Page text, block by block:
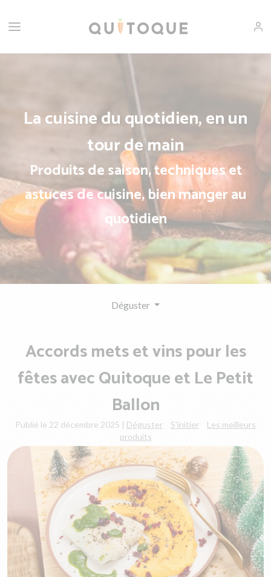
La cuisine du quotidien, en un
tour de main
Produits de saison, techniques et
astuces de cuisine, bien manger au
quotidien
Déguster
Accords mets et vins pour les
fêtes avec Quitoque et Le Petit
Ballon
Publié le 22 décembre 2025 | Déguster S'initier
Les meilleurs
produits